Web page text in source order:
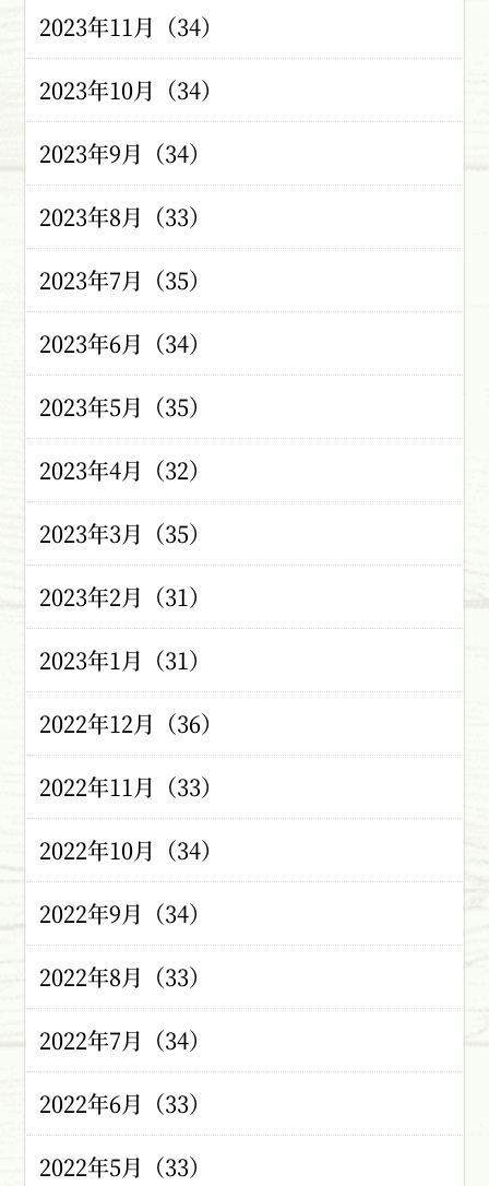
2023年11月（34）
2023年10月（34）
2023年9月（34）
2023年8月（33）
2023年7月（35）
2023年6月（34）
2023年5月（35）
2023年4月（32）
2023年3月（35）
2023年2月（31）
2023年1月（31）
2022年12月（36）
2022年11月（33）
2022年10月（34）
2022年9月（34）
2022年8月（33）
2022年7月（34）
2022年6月（33）
2022年5月（33）